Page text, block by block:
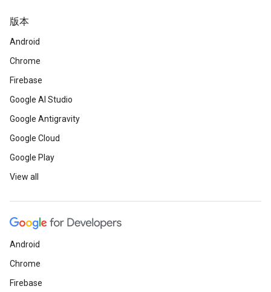
版本
Android
Chrome
Firebase
Google AI Studio
Google Antigravity
Google Cloud
Google Play
View all
Android
Chrome
Firebase